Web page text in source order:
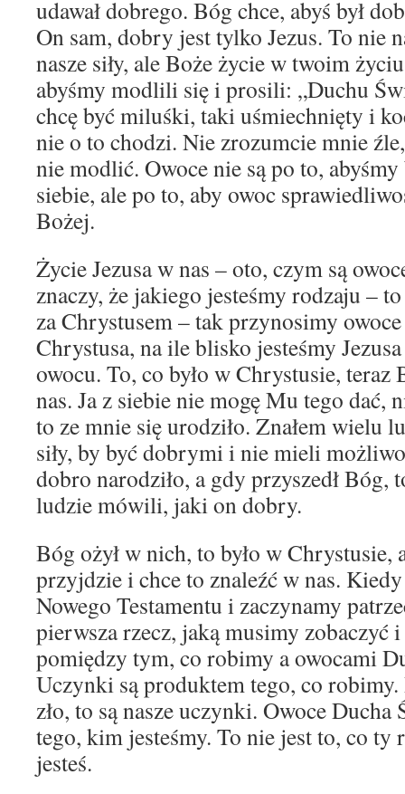
udawał dobrego. Bóg chce, abyś był
On sam, dobry jest tylko Jezus. To nie
nasze siły, ale Boże życie w twoim
abyśmy modlili się i prosili: „Duchu
chcę być miluśki, taki uśmiechnięty i
nie o to chodzi. Nie zrozumcie mnie
nie modlić. Owoce nie są po to,
siebie, ale po to, aby owoc
Bożej.
Życie Jezusa w nas – oto, czym są
znaczy, że jakiego jesteśmy rodzaju –
za Chrystusem – tak przynosimy
Chrystusa, na ile blisko jesteśmy
owocu. To, co było w Chrystusie, teraz
nas. Ja z siebie nie mogę Mu tego dać,
to ze mnie się urodziło. Znałem wielu
siły, by być dobrymi i nie mieli
dobro narodziło, a gdy przyszedł
ludzie mówili, jaki on dobry.
Bóg ożył w nich, to było w Chrystusie,
przyjdzie i chce to znaleźć w nas.
Nowego Testamentu i zaczynamy
pierwsza rzecz, jaką musimy zobaczyć
pomiędzy tym, co robimy a owocami
Uczynki są produktem tego, co
zło, to są nasze uczynki. Owoce Ducha
tego, kim jesteśmy. To nie jest to, co ty
jesteś.